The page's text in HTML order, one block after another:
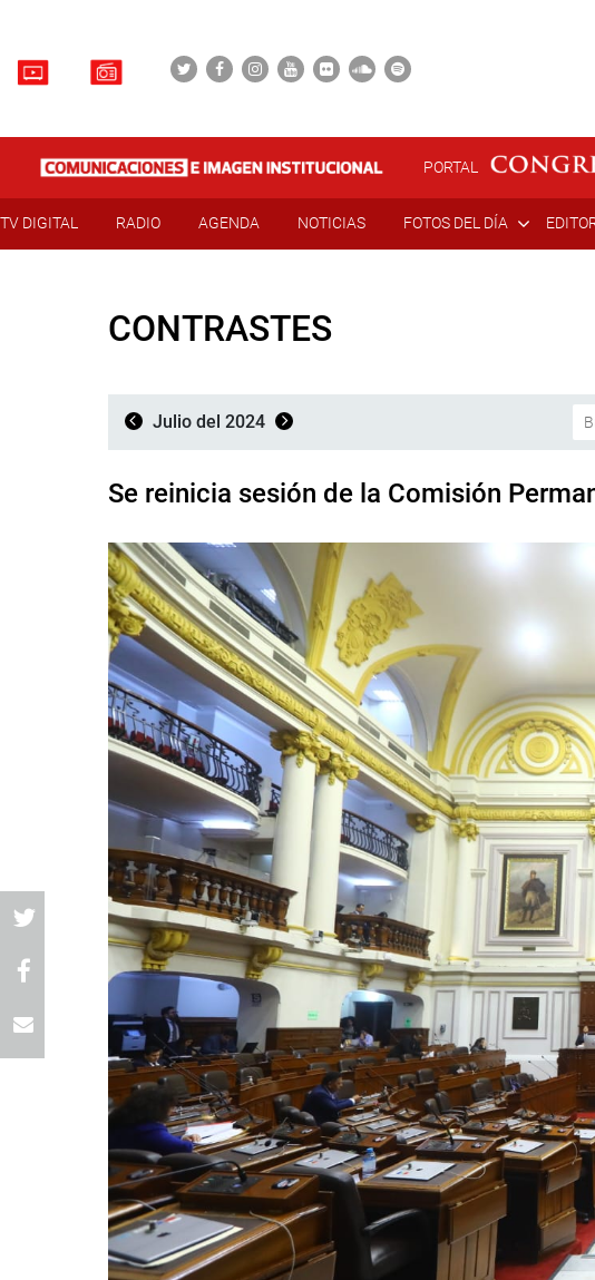
PORTAL
TV DIGITAL RADIO AGENDA NOTICIAS FOTOS DEL DÍA
CONTRASTES
Julio del 2024
Se reinicia sesión de la Comisión